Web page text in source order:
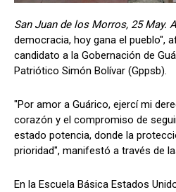
San Juan de los Morros, 25 May.
democracia, hoy gana el pueblo",
candidato a la Gobernación de
Patriótico Simón Bolívar (Gppsb).
"Por amor a Guárico, ejercí mi
corazón y el compromiso de
estado potencia, donde la
prioridad", manifestó a través de
En la Escuela Básica Estados